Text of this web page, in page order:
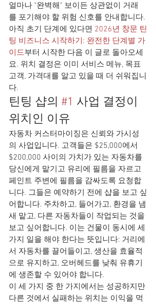
얼마나 "완벽해" 보이든 상관없이 거래
를 포기해야 할 위험 신호를 안내합니다.
아직 초기 단계에 있다면 2026년 창문 틴
팅 비즈니스 시작하기: 완전한 단계별 가
이드부터 시작한 다음 이 글로 돌아오세
요. 위치 결정은 이미 서비스 메뉴, 목표
고객, 가격대를 알고 있을 때 더 쉬워집니
다.
틴팅 샵의 #1 사업 결정이
위치인 이유
자동차 커스터마이징은 신뢰와 가시성
의 사업입니다. 고객들은 $25,000에서
$200,000 사이의 가치가 있는 자동차를
당신에게 맡기고 유리에 필름을 자르고
페인트 주변에 필름을 감싸도록 요청합
니다. 그들은 예약하기 전에 샵을 보고 싶
어합니다. 주차하고, 들어가고, 환경을 냄
새 맡고, 다른 자동차들이 작업되는 것을
보고 싶어합니다. 이는 건물이 동시에 세
가지 일을 해야 한다는 뜻입니다: 거리에
서 자동차를 끌어들이고, 생산을 효율적
으로 유지하고, 오버헤드를 낮춰 유휴기
에 생존할 수 있어야 합니다.
이 세 가지 중 한 가지에서는 성공하지만
다른 것에서 실패하는 위치는 이익을 먹